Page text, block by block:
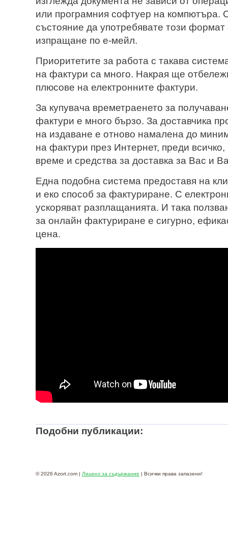
или програмния софтуер на компютъра.
състояние да употребявате този
изпращане по е-мейл.
Приоритетите за работа с такава
на фактури са много. Накрая ще
плюсове на електронните фактури.
За купувача времетраенето за
фактури е много бързо. За доставчика
на издаване е отново намалена до
на фактури през Интернет, преди
време и средства за доставка за Вас и
Една подобна система предоставя на
и еко способ за фактуриране. С
ускоряват разплащанията. И така
за онлайн фактуриране е сигурно,
цена.
Подобни публикации:
© 2026 Azort.com | Лиценз за съдържание | Всички права запазени!